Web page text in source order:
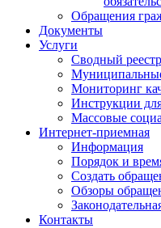
Обращения
Документы
Услуги
Сводный
Мониторинг
Инструкции
Массовые
Интернет-приемная
Информация
Порядок и
Создать
Обзоры
Контакты